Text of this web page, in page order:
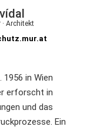
· Architekt
1956 in Wien
erforscht in
und das
Ein